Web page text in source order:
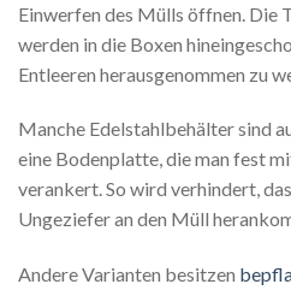
Einwerfen des Mülls öffnen. Die
werden in die Boxen
Entleeren herausgenommen zu
Manche Edelstahlbehälter sind
eine Bodenplatte, die man fest
verankert. So wird verhindert,
Ungeziefer an den Müll
Andere Varianten besitzen